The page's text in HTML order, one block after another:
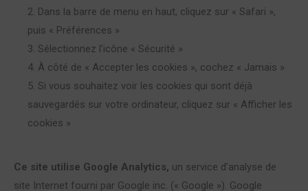
2. Dans la barre de menu en haut, cliquez sur « Safari »,
puis « Préférences »
3. Sélectionnez l’icône « Sécurité »
4. À côté de « Accepter les cookies », cochez « Jamais »
5. Si vous souhaitez voir les cookies qui sont déjà
sauvegardés sur votre ordinateur, cliquez sur « Afficher les
cookies »
Ce site utilise Google Analytics, un service d’analyse de
site Internet fourni par Google inc. (« Google »). Google